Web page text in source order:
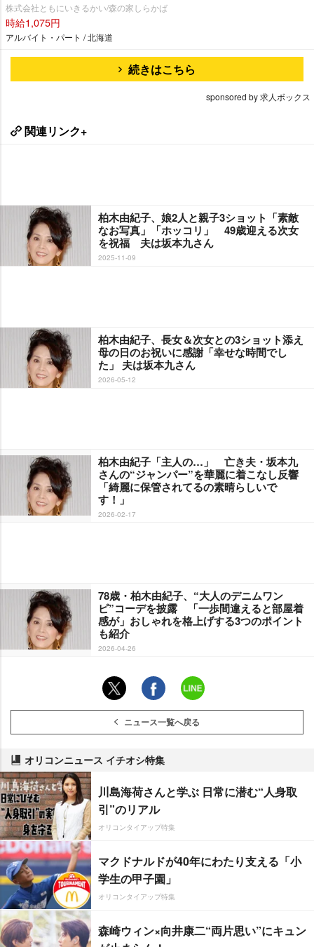
株式会社ともにいきるかい/森の家しらかば
時給1,075円
アルバイト・パート / 北海道
続きはこちら
sponsored by 求人ボックス
関連リンク+
柏木由紀子、娘2人と親子3ショット「素敵
なお写真」「ホッコリ」 49歳迎える次女
を祝福 夫は坂本九さん
2025-11-09
柏木由紀子、長女＆次女との3ショット添え
母の日のお祝いに感謝「幸せな時間でし
た」 夫は坂本九さん
2026-05-12
柏木由紀子「主人の…」 亡き夫・坂本九
さんの“ジャンパー”を華麗に着こなし反響
「綺麗に保管されてるの素晴らしいで
す！」
2026-02-17
78歳・柏木由紀子、“大人のデニムワン
ピ”コーデを披露 「一歩間違えると部屋着
感が」おしゃれを格上げする3つのポイント
も紹介
2026-04-26
ニュース一覧へ戻る
オリコンニュース イチオシ特集
川島海荷さんと学ぶ 日常に潜む“人身取
引”のリアル
オリコンタイアップ特集
マクドナルドが40年にわたり支える「小
学生の甲子園」
オリコンタイアップ特集
森崎ウィン×向井康二“両片思い”にキュン